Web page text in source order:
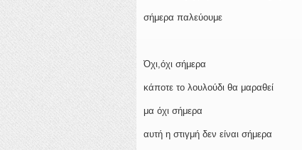
σήμερα παλεύουμε
Όχι,όχι σήμερα
κάποτε το λουλούδι θα μαραθεί
μα όχι σήμερα
αυτή η στιγμή δεν είναι σήμερα